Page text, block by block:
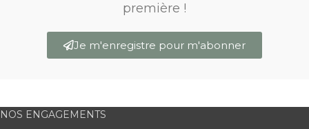
première !
Je m'enregistre pour m'abonner
NOS ENGAGEMENTS